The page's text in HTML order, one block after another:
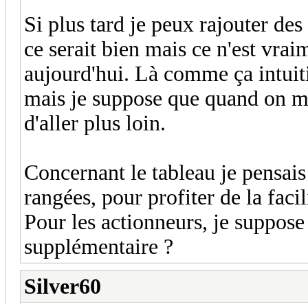
Si plus tard je peux rajouter
ce serait bien mais ce n'est
aujourd'hui. Là comme ça
mais je suppose que quand on
d'aller plus loin.
Concernant le tableau je
rangées, pour profiter de la
Pour les actionneurs, je
supplémentaire ?
Silver60